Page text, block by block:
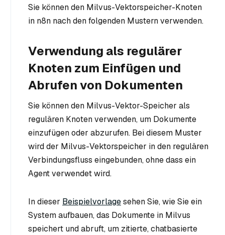
Sie können den Milvus-Vektorspeicher-Knoten
in n8n nach den folgenden Mustern verwenden.
Verwendung als regulärer
Knoten zum Einfügen und
Abrufen von Dokumenten
Sie können den Milvus-Vektor-Speicher als
regulären Knoten verwenden, um Dokumente
einzufügen oder abzurufen. Bei diesem Muster
wird der Milvus-Vektorspeicher in den regulären
Verbindungsfluss eingebunden, ohne dass ein
Agent verwendet wird.
In dieser Beispielvorlagesehen Sie, wie Sie ein
System aufbauen, das Dokumente in Milvus
speichert und abruft, um zitierte, chatbasierte